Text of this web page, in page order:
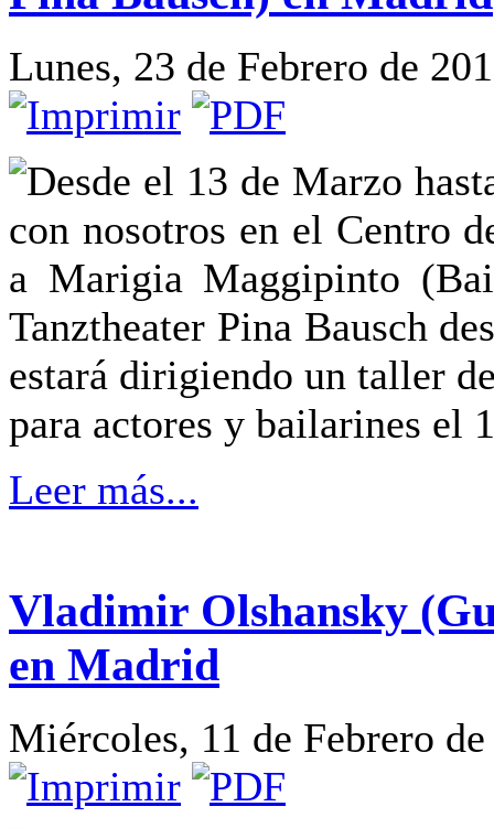
Lunes, 23 de Febrero de
Desde el 13 de Marzo
con nosotros en el Centro
a Marigia Maggipinto
Tanztheater Pina Bausch
estará dirigiendo un taller
para actores y bailarines el
Leer más...
Vladimir Olshansky
en Madrid
Miércoles, 11 de Febrero